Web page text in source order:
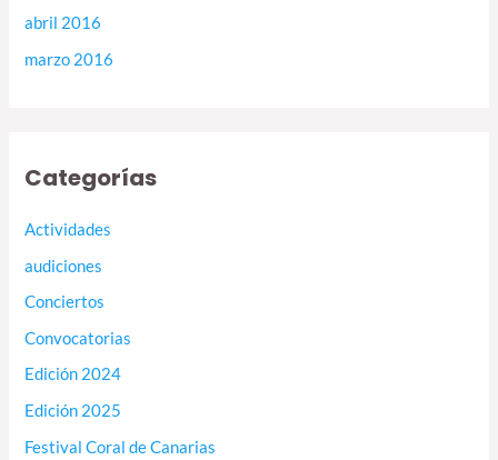
abril 2016
marzo 2016
Categorías
Actividades
audiciones
Conciertos
Convocatorias
Edición 2024
Edición 2025
Festival Coral de Canarias